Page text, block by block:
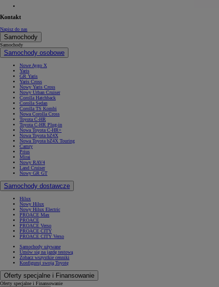
Kontakt
Napisz do nas
Samochody
Samochody
Samochody osobowe
Nowe Aygo X
Yaris
GR Yaris
Yaris Cross
Nowy Yaris Cross
Nowy Urban Cruiser
Corolla Hatchback
Corolla Sedan
Corolla TS Kombi
Nowa Corolla Cross
Toyota C-HR
Toyota C-HR Plug-in
Nowa Toyota C-HR+
Nowa Toyota bZ4X
Nowa Toyota bZ4X Touring
Camry
Prius
Mirai
Nowy RAV4
Land Cruiser
Nowy GR GT
Samochody dostawcze
Hilux
Nowy Hilux
Nowy Hilux Electric
PROACE Max
PROACE
PROACE Verso
PROACE CITY
PROACE CITY Verso
Samochody używane
Umów się na jazdę testową
Zobacz wszystkie cenniki
Konfiguruj swoją Toyotę
Oferty specjalne i Finansowanie
Oferty specjalne i Finansowanie